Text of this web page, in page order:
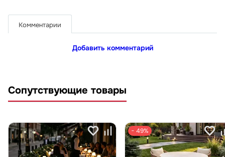
Комментарии
Добавить комментарий
Сопутствующие товары
− 49%